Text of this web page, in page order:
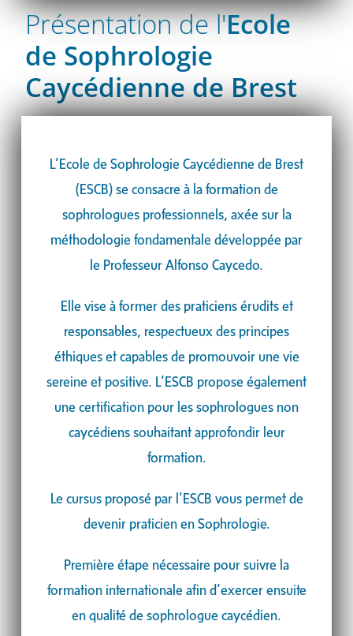
Présentation de l'Ecole
de Sophrologie
Caycédienne de Brest
L’Ecole de Sophrologie Caycédienne de Brest
(ESCB) se consacre à la formation de
sophrologues professionnels, axée sur la
méthodologie fondamentale développée par
le Professeur Alfonso Caycedo.
Elle vise à former des praticiens érudits et
responsables, respectueux des principes
éthiques et capables de promouvoir une vie
sereine et positive. L’ESCB propose également
une certification pour les sophrologues non
caycédiens souhaitant approfondir leur
formation.
Le cursus proposé par l’ESCB vous permet de
devenir praticien en Sophrologie.
Première étape nécessaire pour suivre la
formation internationale afin d’exercer ensuite
en qualité de sophrologue caycédien.